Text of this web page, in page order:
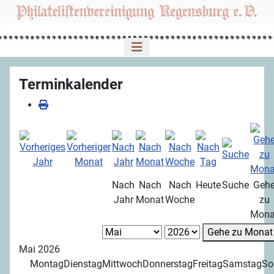
Terminkalender
Nach
Jahr
Nach
Monat
Nach
Woche
HeuteSuche
zu
Gehe zu Monat
Mai 2026
MontagDienstagMittwochDonnerstagFreitagSamstag